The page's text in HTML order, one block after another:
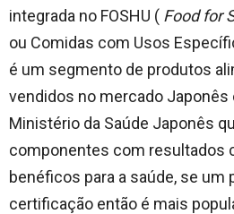
integrada no FOSHU ( Food for
ou Comidas com Usos
é um segmento de produtos
vendidos no mercado
Ministério da Saúde Japonês
componentes com resultados
benéficos para a saúde, se um
certificação então é mais